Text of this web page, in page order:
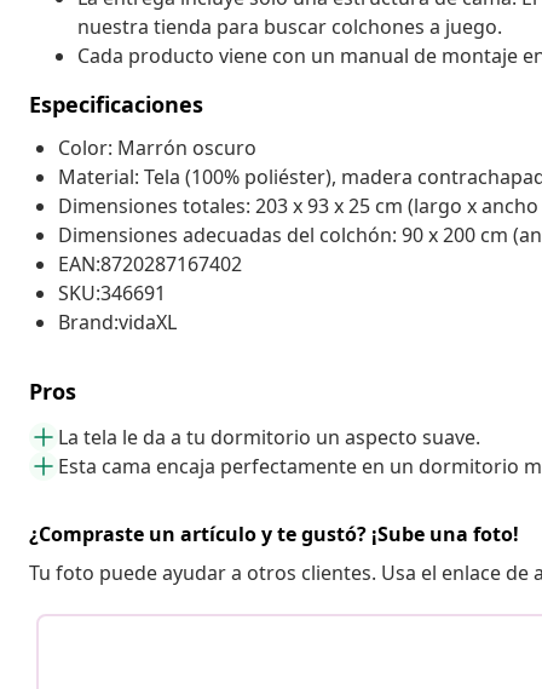
nuestra tienda para buscar colchones a juego.
Cada producto viene con un manual de montaje
Especificaciones
Color: Marrón oscuro
Material: Tela (100% poliéster), madera
Dimensiones totales: 203 x 93 x 25 cm (largo x
Dimensiones adecuadas del colchón: 90 x 200 cm
EAN:8720287167402
SKU:346691
Brand:vidaXL
Pros
La tela le da a tu dormitorio un aspecto suave.
Esta cama encaja perfectamente en un dormitorio
¿Compraste un artículo y te gustó? ¡Sube una foto!
Tu foto puede ayudar a otros clientes. Usa el enlace de